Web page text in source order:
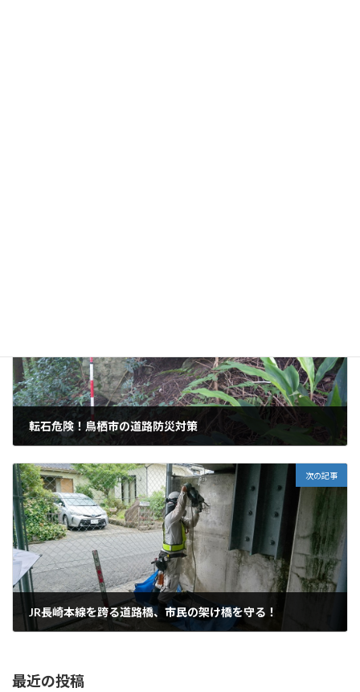
転石危険！鳥栖市の道路防災対策
次の記事
JR長崎本線を跨る道路橋、市民の架け橋を守る！
最近の投稿